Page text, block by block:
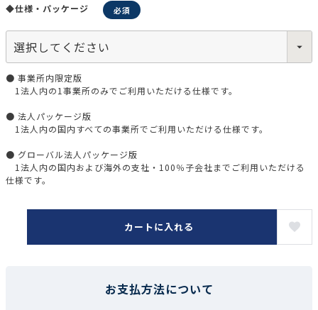
◆仕様・パッケージ
● 事業所内限定版
1法人内の1事業所のみでご利用いただける仕様です。
● 法人パッケージ版
1法人内の国内すべての事業所でご利用いただける仕様です。
● グローバル法人パッケージ版
1法人内の国内および海外の支社・100％子会社までご利用いただける
仕様です。
カートに入れる
お支払方法について